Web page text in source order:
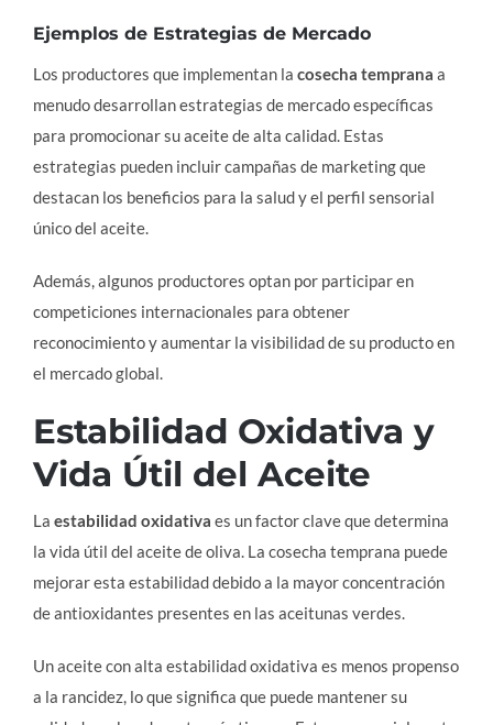
Ejemplos de Estrategias de Mercado
Los productores que implementan la cosecha temprana a
menudo desarrollan estrategias de mercado específicas
para promocionar su aceite de alta calidad. Estas
estrategias pueden incluir campañas de marketing que
destacan los beneficios para la salud y el perfil sensorial
único del aceite.
Además, algunos productores optan por participar en
competiciones internacionales para obtener
reconocimiento y aumentar la visibilidad de su producto en
el mercado global.
Estabilidad Oxidativa y
Vida Útil del Aceite
La estabilidad oxidativa es un factor clave que determina
la vida útil del aceite de oliva. La cosecha temprana puede
mejorar esta estabilidad debido a la mayor concentración
de antioxidantes presentes en las aceitunas verdes.
Un aceite con alta estabilidad oxidativa es menos propenso
a la rancidez, lo que significa que puede mantener su